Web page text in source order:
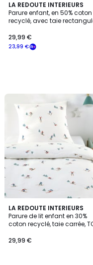
LA REDOUTE INTERIEURS
Parure enfant, en 50% coton
recyclé, avec taie
23,99 €
29,99 €
LA REDOUTE INTERIEURS
Parure de lit enfant en 30%
coton recyclé, taie carrée,
29,99 €